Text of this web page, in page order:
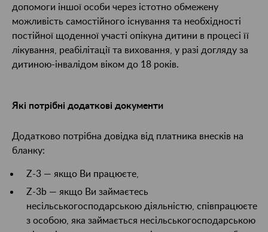
допомоги іншої особи через істотно обмежену
можливість самостійного існування та необхідності
постійної щоденної участі опікуна дитини в процесі її
лікування, реабілітації та виховання, у разі догляду за
дитиною-інвалідом віком до 18 років.
Які потрібні додаткові документи
Додатково потрібна довідка від платника внесків на
бланку:
Z-3 — якщо Ви працюєте,
Z-3b — якщо Ви займаєтесь
несільськогосподарською діяльністю, співпрацюєте
з особою, яка займається несільськогосподарською